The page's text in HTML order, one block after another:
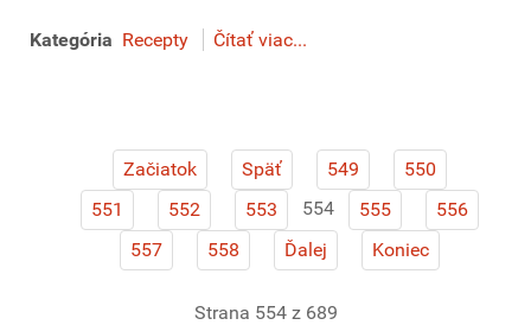
Kategória Recepty Čítať viac...
Začiatok Späť 549
550
551
552 553 554 555
556
557
558 Ďalej Koniec
Strana 554 z 689